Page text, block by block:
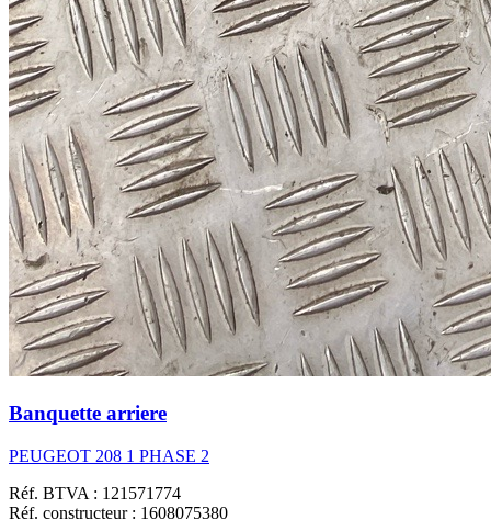
Banquette arriere
PEUGEOT 208 1 PHASE 2
Réf. BTVA : 121571774
Réf. constructeur : 1608075380